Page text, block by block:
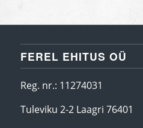
FEREL EHITUS OÜ
Reg. nr.: 11274031
Tuleviku 2-2 Laagri 76401